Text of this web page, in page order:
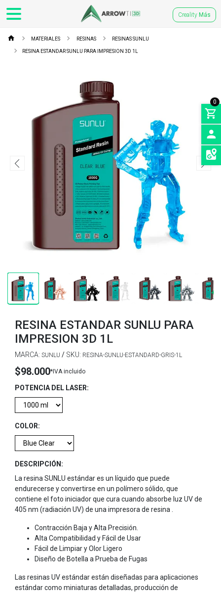
Creality Más
0
MATERIALES RESINAS RESINAS SUNLU
RESINA ESTANDAR SUNLU PARA IMPRESION 3D 1L
RESINA ESTANDAR SUNLU PARA
IMPRESION 3D 1L
MARCA: SUNLU / SKU: RESINA-SUNLU-ESTANDARD-GRIS-1L
$98.000*IVA incluido
POTENCIA DEL LASER:
COLOR:
DESCRIPCIÓN:
La resina SUNLU estándar es un líquido que puede
endurecerse y convertirse en un polímero sólido, que
contiene el foto iniciador que cura cuando absorbe luz UV de
405 nm (radiación UV) de una impresora de resina .
Contracción Baja y Alta Precisión.
Alta Compatibilidad y Fácil de Usar
Fácil de Limpiar y Olor Ligero
Diseño de Botella a Prueba de Fugas
Las resinas UV estándar están diseñadas para aplicaciones
estándar como miniaturas detalladas, producción de